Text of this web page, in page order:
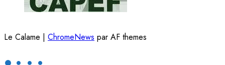
Le Calame | ChromeNews par AF themes